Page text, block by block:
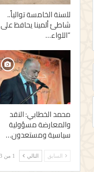
للسنة الخامسة توالياً..
شاطئ ألمينا يحافظ على
“اللواء…
محمد الخطابي: النقد
والمعارضة مسؤولية
سياسية ومستعدون…
السابق التالي 1 من 133